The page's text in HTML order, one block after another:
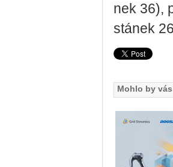
nek 36),
stá­nek
Mohlo by